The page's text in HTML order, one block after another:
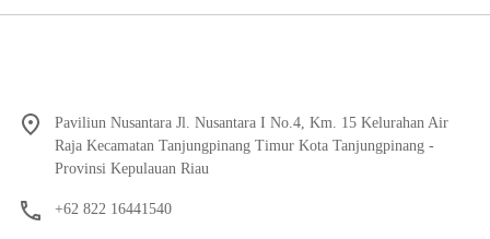
Paviliun Nusantara Jl. Nusantara I No.4, Km. 15 Kelurahan Air
Raja Kecamatan Tanjungpinang Timur Kota Tanjungpinang -
Provinsi Kepulauan Riau
+62 822 16441540